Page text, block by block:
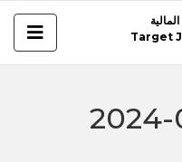
Target